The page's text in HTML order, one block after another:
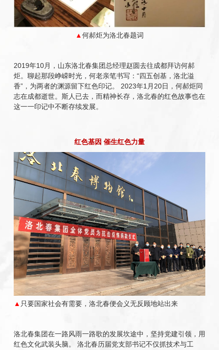
▲何郝炬为洛北春题词
2019年10月，山东洛北春集团总经理赵圆去往成都拜访何郝
炬。聊起那段峥嵘时光，何老亲笔书写：“四五创基，洛北溢
香”，为两者的渊源留下红色印记。 2023年1月20日，何郝炬同
志在成都逝世。斯人已去，而精神长存，洛北春的红色故事也在
这一一印记中不断存续发展。
红色基因 催生红色力量
▲ 只要国家社会有需要，洛北春便会义无反顾地站出来
洛北春集团在一路风雨一路歌的发展坎途中，坚持党建引领，用
红色文化武装头脑。 洛北春历届党支部书记不仅抓技术与工